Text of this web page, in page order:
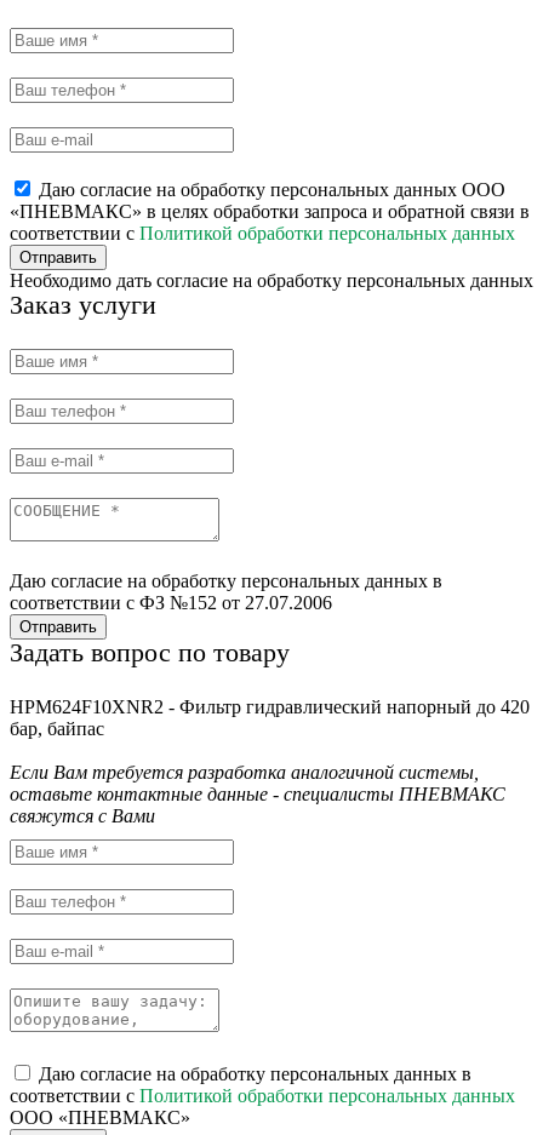
Даю согласие на обработку персональных данных ООО
«ПНЕВМАКС» в целях обработки запроса и обратной связи в
соответствии с Политикой обработки персональных данных
Отправить
Необходимо дать согласие на обработку персональных данных
Заказ услуги
Даю согласие на обработку персональных данных в
соответствии с ФЗ №152 от 27.07.2006
Отправить
Задать вопрос по товару
HPM624F10XNR2 - Фильтр гидравлический напорный до 420
бар, байпас
Если Вам требуется разработка аналогичной системы,
оставьте контактные данные - специалисты ПНЕВМАКС
свяжутся с Вами
Даю согласие на обработку персональных данных в
соответствии с Политикой обработки персональных данных
ООО «ПНЕВМАКС»